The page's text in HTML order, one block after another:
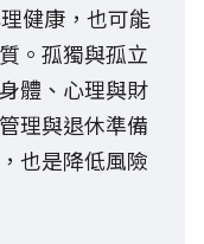
健康，也可能
。孤獨與孤立
體、心理與財
理與退休準備
也是降低風險